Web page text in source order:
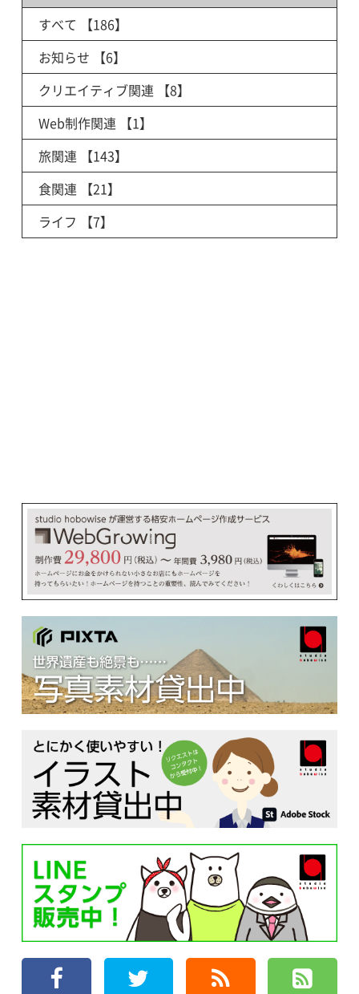
すべて 【186】
お知らせ 【6】
クリエイティブ関連 【8】
Web制作関連 【1】
旅関連 【143】
食関連 【21】
ライフ 【7】